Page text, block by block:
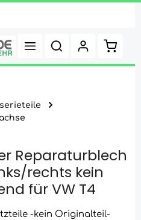
von 0 von 5 Sternen
Reparaturblech
rechts kein
für VW T4
-kein Originalteil-